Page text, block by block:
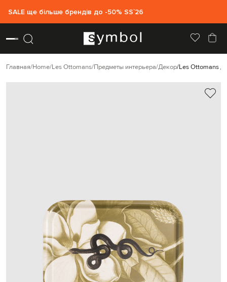
SALE ще більше брендів до -50% SS`26
Главная Home Les Ottomans Предметы интерьера Декор Les Ottomans